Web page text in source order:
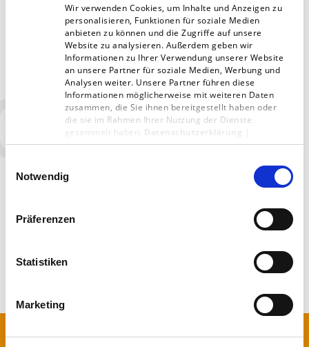
Wir verwenden Cookies, um Inhalte und Anzeigen zu
personalisieren, Funktionen für soziale Medien
anbieten zu können und die Zugriffe auf unsere
Website zu analysieren. Außerdem geben wir
Informationen zu Ihrer Verwendung unserer Website
an unsere Partner für soziale Medien, Werbung und
Analysen weiter. Unsere Partner führen diese
Informationen möglicherweise mit weiteren Daten
zusammen, die Sie ihnen bereitgestellt haben oder
die sie im Rahmen Ihrer Nutzung der Dienste
gesammelt haben. Datenschutzerklärung
Impressum
Notwendig
Präferenzen
Statistiken
Marketing
02 | Mehrsprachigkeit
Der Auftritt wurde mehrsprachig auf Deutsch und
Englisch konzipiert, dabei lag für das Backend ein
Eingabe für beide Sprachen, ohne dabei doppelte